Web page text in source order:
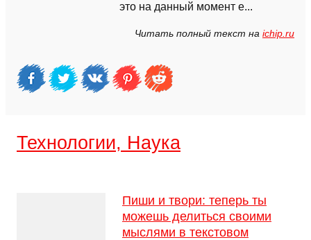
это на данный момент е...
Читать полный текст на ichip.ru
Технологии, Наука
Пиши и твори: теперь ты
можешь делиться своими
мыслями в текстовом